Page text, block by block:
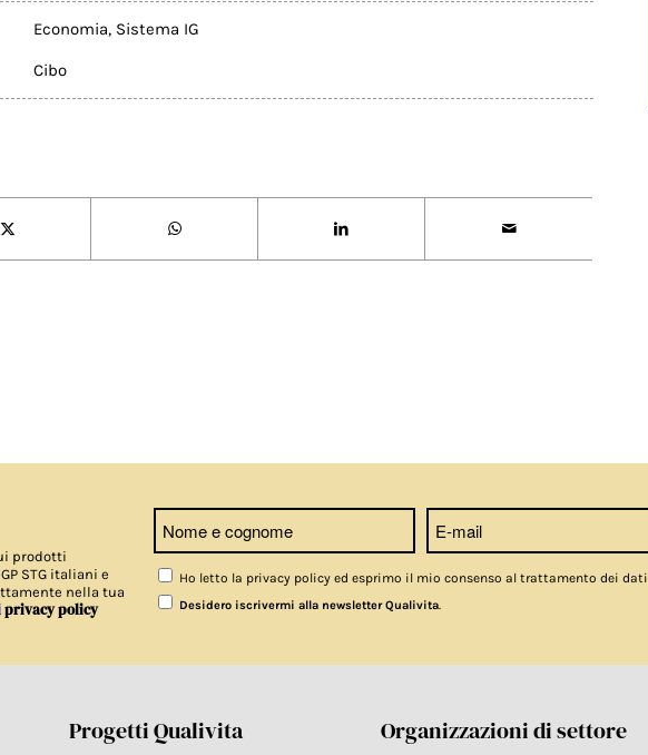
Economia, Sistema IG
Cibo
prodotti
STG italiani e
nella tua
privacy policy
Ho letto la privacy policy ed esprimo il mio consenso al trattamento dei dati
Desidero iscrivermi alla newsletter Qualivita
Progetti Qualivita Organizzazioni di settore